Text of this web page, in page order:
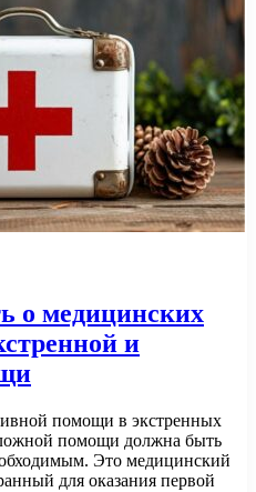
о медицинских
и
помощи в экстренных
помощи должна быть
Это медицинский
для оказания первой